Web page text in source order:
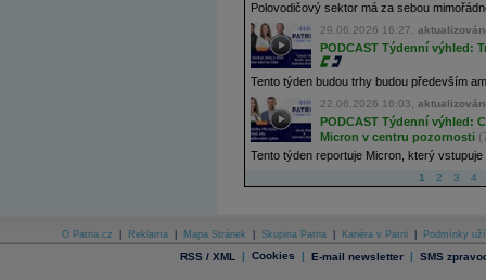
Polovodičový sektor má za sebou
29.06.2026 16:27,
PODCAST Týdenní výhled:
Tento týden budou trhy budou především
22.06.2026 16:03,
PODCAST Týdenní výhled:
Micron v centru pozornosti
Tento týden reportuje Micron, který
1 2 3 4
O Patria.cz Reklama Mapa Stránek Skupina Patria Kariéra v Patrii Podmínky
RSS / XML | Cookies | E-mail newsletter | SMS